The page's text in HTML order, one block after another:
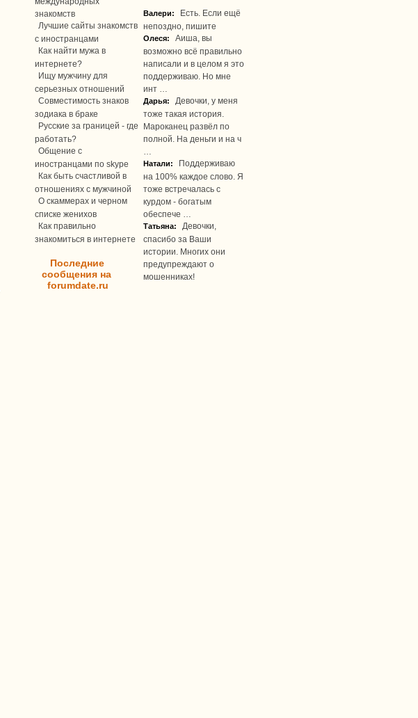
знакомств
Лучшие сайты знакомств
с иностранцами
Как найти мужа в
интернете?
Ищу мужчину для
серьезных отношений
Совместимость знаков
зодиака в браке
Русские за границей - где
работать?
Общение с
иностранцами по skype
Как быть счастливой в
отношениях с мужчиной
О скаммерах и черном
списке женихов
Как правильно
знакомиться в интернете
Последние
сообщения на
forumdate.ru
Валери: Есть. Если ещё
непоздно, пишите
Олеся:
Аиша, вы
возможно всё правильно
написали и в целом я это
поддерживаю. Но мне
инт …
Дарья:
Девочки, у меня
тоже такая история.
Мароканец развёл по
полной. На деньги и на ч
Натали:
Поддерживаю
на 100% каждое слово. Я
тоже встречалась с
курдом - богатым
обеспече …
Татьяна:
Девочки,
спасибо за Ваши
истории. Многих они
предупреждают о
мошенниках!